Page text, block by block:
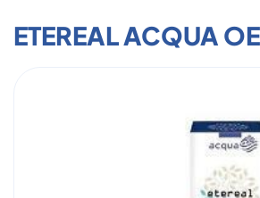
ETEREAL ACQUA